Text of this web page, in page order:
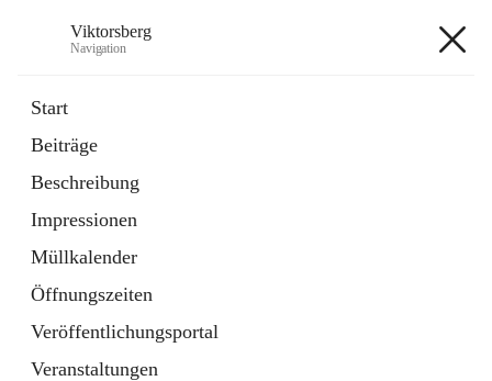
Viktorsberg
Navigation
Start
Beiträge
Beschreibung
Impressionen
Müllkalender
Öffnungszeiten
Veröffentlichungsportal
Veranstaltungen
1 Schnellzugriff
Bürgerservice
10 Schnellzugriffe